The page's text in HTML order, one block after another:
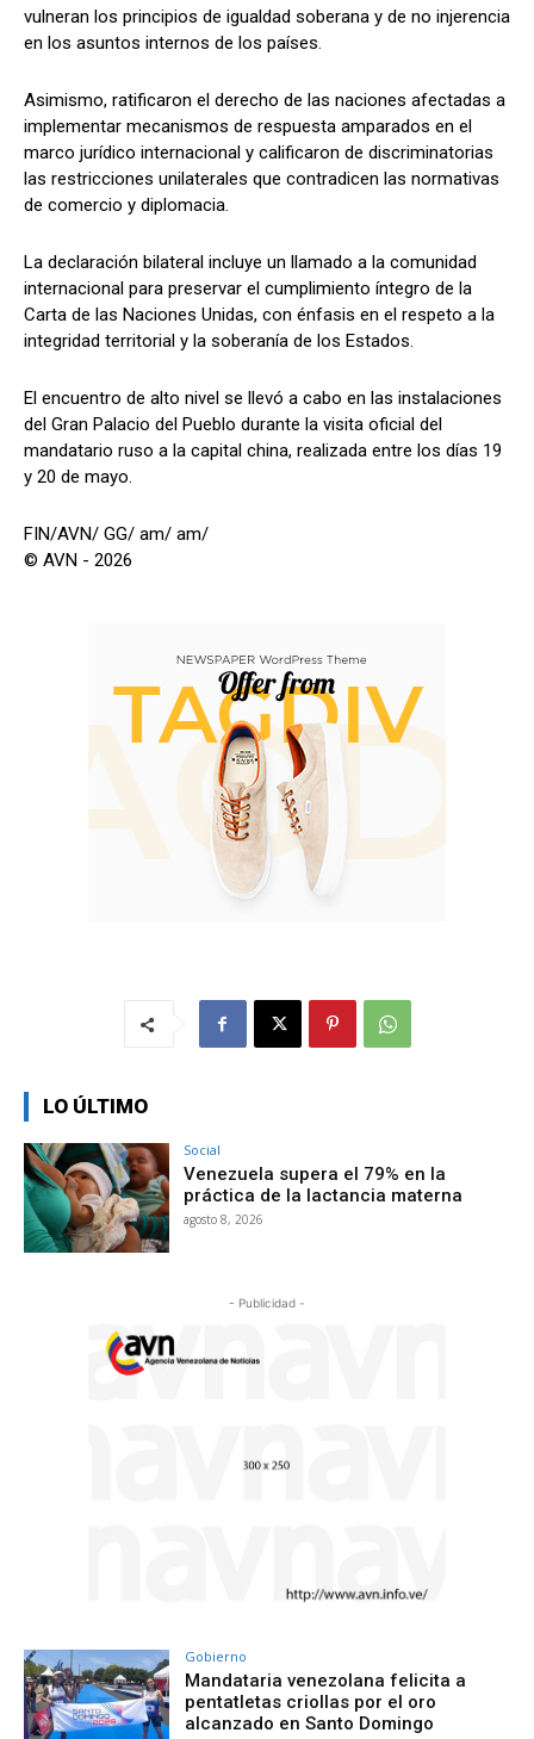
vulneran los principios de igualdad soberana y de no injerencia
en los asuntos internos de los países.
Asimismo, ratificaron el derecho de las naciones afectadas a
implementar mecanismos de respuesta amparados en el
marco jurídico internacional y calificaron de discriminatorias
las restricciones unilaterales que contradicen las normativas
de comercio y diplomacia.
La declaración bilateral incluye un llamado a la comunidad
internacional para preservar el cumplimiento íntegro de la
Carta de las Naciones Unidas, con énfasis en el respeto a la
integridad territorial y la soberanía de los Estados.
El encuentro de alto nivel se llevó a cabo en las instalaciones
del Gran Palacio del Pueblo durante la visita oficial del
mandatario ruso a la capital china, realizada entre los días 19
y 20 de mayo.
FIN/AVN/ GG/ am/ am/
© AVN - 2026
LO ÚLTIMO
Social
Venezuela supera el 79% en la
práctica de la lactancia materna
agosto 8, 2026
- Publicidad -
Gobierno
Mandataria venezolana felicita a
pentatletas criollas por el oro
alcanzado en Santo Domingo